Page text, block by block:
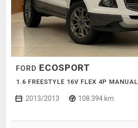
FORD ECOSPORT
1.6 FREESTYLE 16V FLEX 4P MANUAL
2013/2013 108.394 km